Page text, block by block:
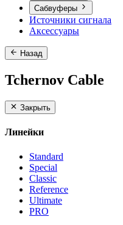
Сабвуферы
Источники сигнала
Аксессуары
Назад
Tchernov Cable
Закрыть
Линейки
Standard
Special
Classic
Reference
Ultimate
PRO